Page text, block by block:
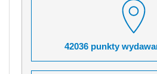
42036 punkty